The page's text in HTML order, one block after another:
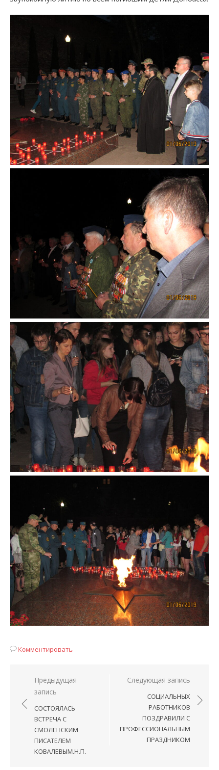
Комментировать
Навигация
записям
Предыдущая
запись
СОСТОЯЛАСЬ
ВСТРЕЧА С
СМОЛЕНСКИМ
ПИСАТЕЛЕМ
КОВАЛЕВЫМ.Н.П.
Следующая запись
СОЦИАЛЬНЫХ
РАБОТНИКОВ
ПОЗДРАВИЛИ С
ПРОФЕССИОНАЛЬНЫМ
ПРАЗДНИКОМ